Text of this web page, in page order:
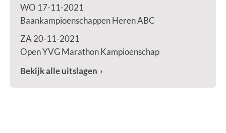
WO 17-11-2021
Baankampioenschappen Heren ABC
ZA 20-11-2021
Open YVG Marathon Kampioenschap
Bekijk alle uitslagen